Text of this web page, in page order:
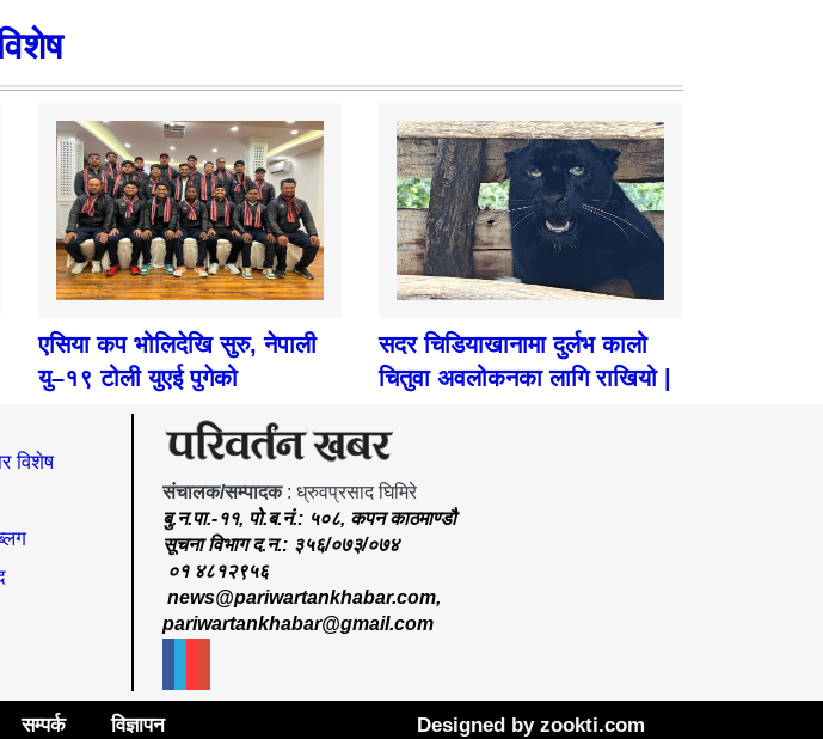
एसिया कप भोलिदेखि सुरु, नेपाली
यु–१९ टोली युएई पुगेको
सदर चिडियाखानामा दुर्लभ कालो
चितुवा अवलोकनका लागि राखियो |
विशेष
संचालक/सम्पादक: ध्रुवप्रसाद घिमिरे
बु.न.पा.-११, पो.ब.नं.: ५०८, कपन काठमाण्डौ
सूचना विभाग द.न.: ३५६/०७३/०७४
०१ ४८१२९५६
news@pariwartankhabar.com,
pariwartankhabar@gmail.com
सम्पर्क विज्ञापन Designed by zookti.com